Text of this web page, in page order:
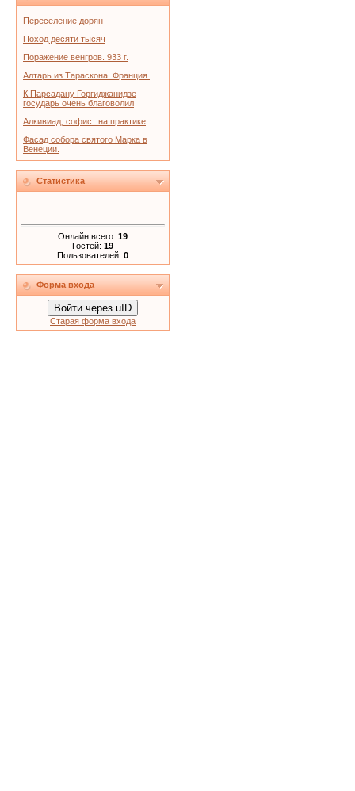
Переселение дорян
Поход десяти тысяч
Поражение венгров. 933 г.
Алтарь из Тараскона. Франция.
К Парсадану Горгиджанидзе
государь очень благоволил
Алкивиад, софист на практике
Фасад собора святого Марка в
Венеции.
Статистика
Онлайн всего: 19
Гостей: 19
Пользователей: 0
Форма входа
Войти через uID
Старая форма входа